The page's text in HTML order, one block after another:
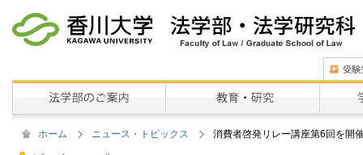
ホーム ニュース・トピックス 消費者啓発リレー講座第6回を開